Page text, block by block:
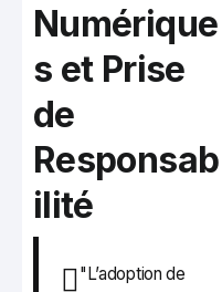
Numérique
s et Prise
de
Responsab
ilité
"L’adoption de